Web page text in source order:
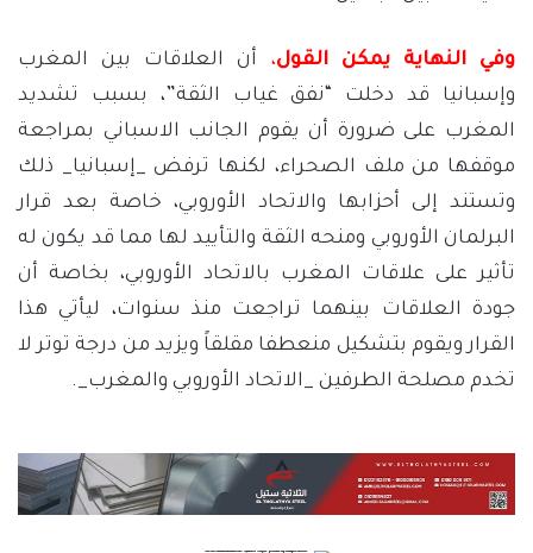
وفي النهاية يمكن القول، أن العلاقات بين المغرب
وإسبانيا قد دخلت “نفق غياب الثقة”، بسبب تشديد
المغرب على ضرورة أن يقوم الجانب الاسباني بمراجعة
موقفها من ملف الصحراء، لكنها ترفض _إسبانيا_ ذلك
وتستند إلى أحزابها والاتحاد الأوروبي، خاصة بعد قرار
البرلمان الأوروبي ومنحه الثقة والتأييد لها مما قد يكون له
تأثير على علاقات المغرب بالاتحاد الأوروبي، بخاصة أن
جودة العلاقات بينهما تراجعت منذ سنوات، ليأتي هذا
القرار ويقوم بتشكيل منعطفا مقلقاً ويزيد من درجة توتر لا
تخدم مصلحة الطرفين _الاتحاد الأوروبي والمغرب_.